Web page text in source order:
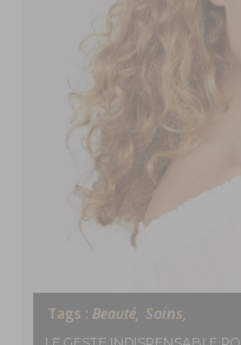
Tags : Beauté, Soins,